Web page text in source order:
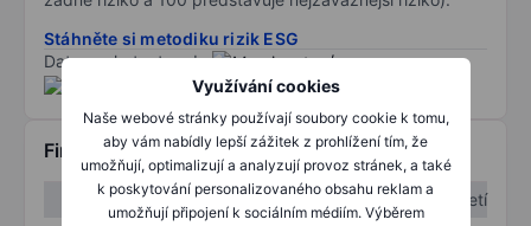
Využívání cookies
Naše webové stránky používají soubory cookie k tomu,
aby vám nabídly lepší zážitek z prohlížení tím, že
umožňují, optimalizují a analyzují provoz stránek, a také
k poskytování personalizovaného obsahu reklam a
umožňují připojení k sociálním médiím. Výběrem
Stáhněte si metodiku rizik ESG
Data poskytnuta od
/
Finanční informace
1. čtvrtletí
2. čtvrtletí